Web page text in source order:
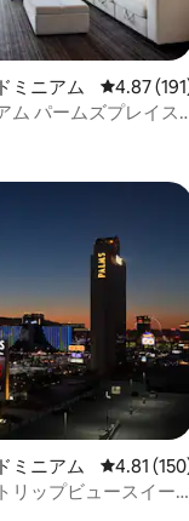
ミニアム レビュー
4.87
ム パームズプレイス
ミニアム レビュー
4.81
リップビュースイー